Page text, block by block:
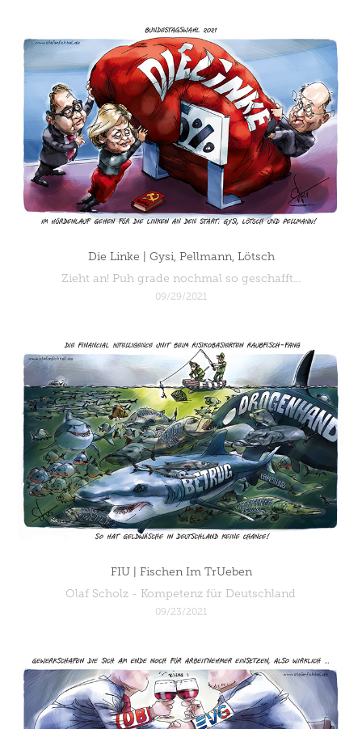
Die Linke | Gysi, Pellmann, Lötsch
Zieht an! Puh grade nochmal so geschafft...
09/29/2021
FIU | Fischen Im TrUeben
Olaf Scholz - Kompetenz für Deutschland
09/23/2021